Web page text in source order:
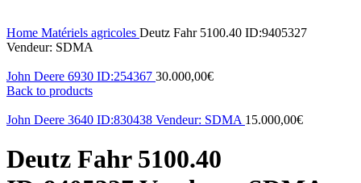
Home Matériels agricoles Deutz Fahr 5100.40 ID:9405327
Vendeur: SDMA
John Deere 6930 ID:254367 30.000,00€
Back to products
John Deere 3640 ID:830438 Vendeur: SDMA 15.000,00€
Deutz Fahr 5100.40